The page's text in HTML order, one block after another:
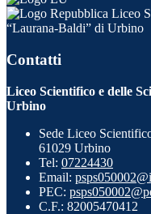
Liceo
“Laurana-Baldi” di Urbino
Contatti
Liceo Scientifico e delle
Urbino
Sede Liceo
61029 Urbino
Tel: 07224430
Email:
PEC:
C.F.: 82005470412